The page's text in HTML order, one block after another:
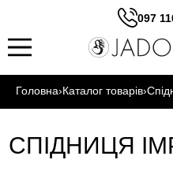
097
Головна›Каталог товарів›
СПІДНИЦЯ